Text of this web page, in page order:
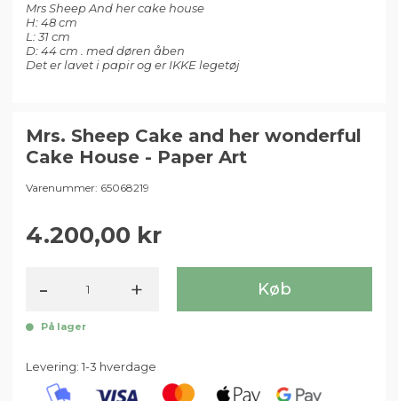
Mrs Sheep And her cake house
H: 48 cm
L: 31 cm
D: 44 cm . med døren åben
Det er lavet i papir og er IKKE legetøj
Mrs. Sheep Cake and her wonderful
Cake House - Paper Art
Varenummer: 65068219
4.200,00
+
- Køb
På lager
Levering: 1-3 hverdage